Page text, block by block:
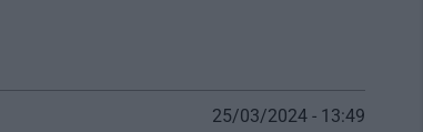
25/03/2024 - 13:49